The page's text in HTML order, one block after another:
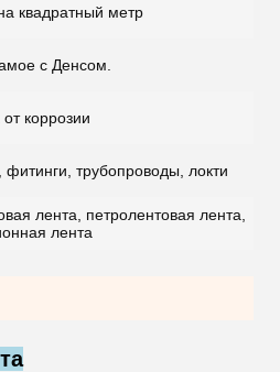
квадратный метр
с Денсом.
коррозии
фитинги, трубопроводы, локти
лента, петролентовая лента,
лента